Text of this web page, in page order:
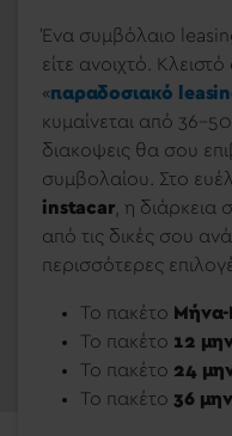
Ένα συμβόλαιο
είτε ανοιχτό.
«παραδοσιακό
κυμαίνεται από 36-
διακοψεις θα σου
συμβολαίου. Στο
instacar, η διάρκεια
από τις δικές σου
περισσότερες
Το πακέτο
Το πακέτο 12
Το πακέτο 24
Το πακέτο 36